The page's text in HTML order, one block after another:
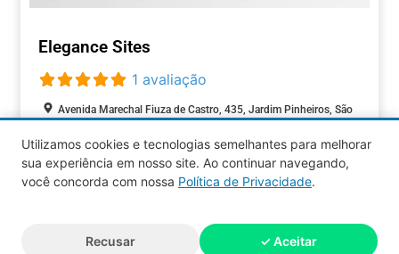
Elegance Sites
1 avaliação
Avenida Marechal Fiuza de Castro, 435, Jardim Pinheiros, São
TECNOLOGIA Closed today:
reservados.
Utilizamos cookies e tecnologias semelhantes para melhorar
sua experiência em nosso site. Ao continuar navegando,
você concorda com nossa Política de Privacidade.
Recusar ✓ Aceitar